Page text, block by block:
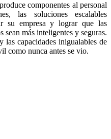
componentes al personal
las soluciones escalables
su empresa y lograr que las
sean más inteligentes y seguras.
capacidades inigualables de
como nunca antes se vio.